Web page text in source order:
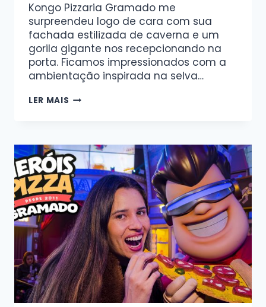
Kongo Pizzaria Gramado me
surpreendeu logo de cara com sua
fachada estilizada de caverna e um
gorila gigante nos recepcionando na
porta. Ficamos impressionados com a
ambientação inspirada na selva…
LER MAIS